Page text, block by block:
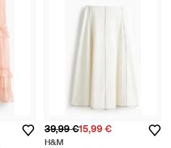
39,99 €15,99 €
H&M